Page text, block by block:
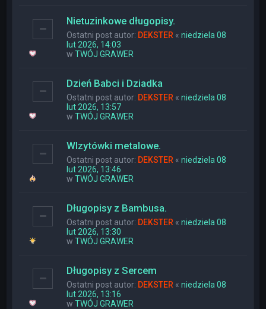
Nietuzinkowe długopisy.
Ostatni post autor: DEKSTER «niedziela 08
lut 2026, 14:03
wTWÓJ GRAWER
Dzień Babci i Dziadka
Ostatni post autor: DEKSTER «niedziela 08
lut 2026, 13:57
wTWÓJ GRAWER
WIzytówki metalowe.
Ostatni post autor: DEKSTER «niedziela 08
lut 2026, 13:46
wTWÓJ GRAWER
Długopisy z Bambusa.
Ostatni post autor: DEKSTER «niedziela 08
lut 2026, 13:30
wTWÓJ GRAWER
Długopisy z Sercem
Ostatni post autor: DEKSTER «niedziela 08
lut 2026, 13:16
wTWÓJ GRAWER